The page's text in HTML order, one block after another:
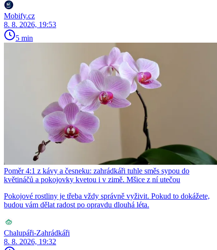
Mobify.cz
8. 8. 2026, 19:53
5 min
Poměr 4:1 z kávy a česneku: zahrádkáři tuhle směs sypou do
květináčů a pokojovky kvetou i v zimě. Mšice z ní utečou
Pokojové rostliny je třeba vždy správně vyživit. Pokud to dokážete,
budou vám dělat radost po opravdu dlouhá léta.
Chalupáři-Zahrádkáři
8. 8. 2026, 19:32